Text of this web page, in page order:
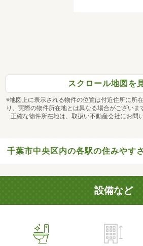
スクロール地図を
※地図上に表示される物件の位置は付近住所に所
り、実際の物件所在地とは異なる場合がございま
正確な物件所在地は、取扱い不動産会社にお問
千葉市中央区内の各駅の住みやすさ
設備など